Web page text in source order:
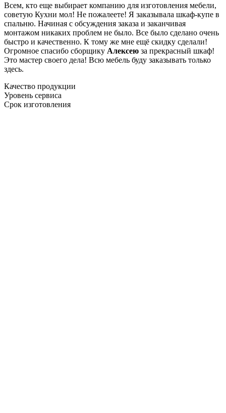
Всем, кто еще выбирает компанию для изготовления мебели,
советую Кухни мол! Не пожалеете! Я заказывала шкаф-купе в
спальню. Начиная с обсуждения заказа и заканчивая
монтажом никаких проблем не было. Все было сделано очень
быстро и качественно. К тому же мне ещё скидку сделали!
Огромное спасибо сборщику Алексею за прекрасный шкаф!
Это мастер своего дела! Всю мебель буду заказывать только
здесь.
Качество продукции
Уровень сервиса
Срок изготовления